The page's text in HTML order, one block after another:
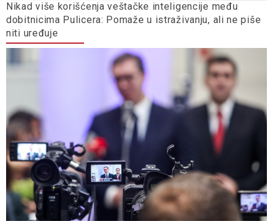
Nikad više korišćenja veštačke inteligencije među
dobitnicima Pulicera: Pomaže u istraživanju, ali ne piše
niti uređuje